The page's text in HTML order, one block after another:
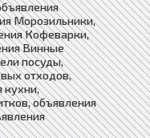
Морозильники,
Кофеварки,
Винные
посуды,
отходов,
кухни,
объявления